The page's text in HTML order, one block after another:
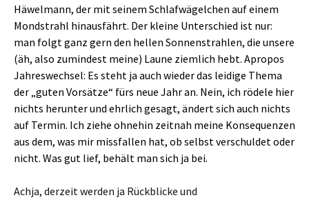
Häwelmann, der mit seinem Schlafwägelchen auf einem
Mondstrahl hinausfährt. Der kleine Unterschied ist nur:
man folgt ganz gern den hellen Sonnenstrahlen, die unsere
(äh, also zumindest meine) Laune ziemlich hebt. Apropos
Jahreswechsel: Es steht ja auch wieder das leidige Thema
der „guten Vorsätze“ fürs neue Jahr an. Nein, ich rödele hier
nichts herunter und ehrlich gesagt, ändert sich auch nichts
auf Termin. Ich ziehe ohnehin zeitnah meine Konsequenzen
aus dem, was mir missfallen hat, ob selbst verschuldet oder
nicht. Was gut lief, behält man sich ja bei.
Achja, derzeit werden ja Rückblicke und